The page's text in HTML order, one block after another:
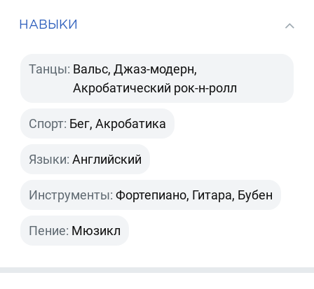
НАВЫКИ
Танцы: Вальс, Джаз-модерн,
Акробатический рок-н-ролл
Спорт: Бег, Акробатика
Языки: Английский
Инструменты: Фортепиано, Гитара, Бубен
Пение: Мюзикл